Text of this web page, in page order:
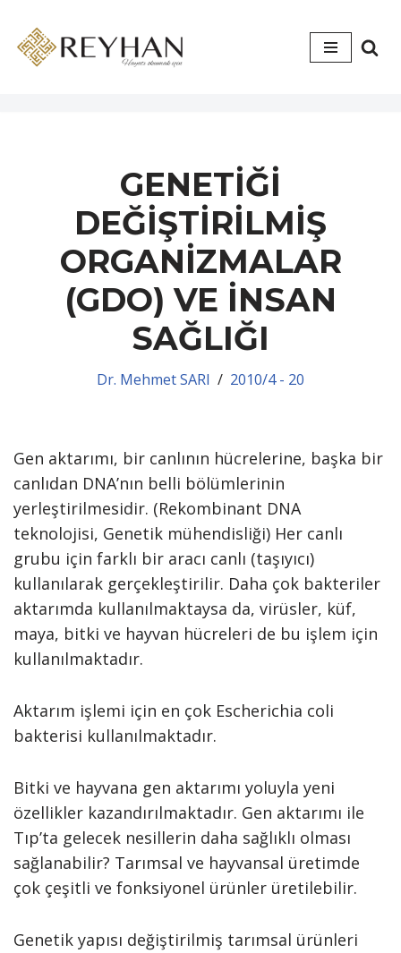
İçeriğe
GENETİĞİ
DEĞİŞTİRİLMİŞ
ORGANİZMALAR
(GDO) VE İNSAN
SAĞLIĞI
Dr. Mehmet SARI 2010/4 - 20
Gen aktarımı, bir canlının hücrelerine, başka bir
canlıdan DNA’nın belli bölümlerinin
yerleştirilmesidir. (Rekombinant DNA
teknolojisi, Genetik mühendisliği) Her canlı
grubu için farklı bir aracı canlı (taşıyıcı)
kullanılarak gerçekleştirilir. Daha çok bakteriler
aktarımda kullanılmaktaysa da, virüsler, küf,
maya, bitki ve hayvan hücreleri de bu işlem için
kullanılmaktadır.
Aktarım işlemi için en çok Escherichia coli
bakterisi kullanılmaktadır.
Bitki ve hayvana gen aktarımı yoluyla yeni
özellikler kazandırılmaktadır. Gen aktarımı ile
Tıp’ta gelecek nesillerin daha sağlıklı olması
sağlanabilir? Tarımsal ve hayvansal üretimde
çok çeşitli ve fonksiyonel ürünler üretilebilir.
Genetik yapısı değiştirilmiş tarımsal ürünleri